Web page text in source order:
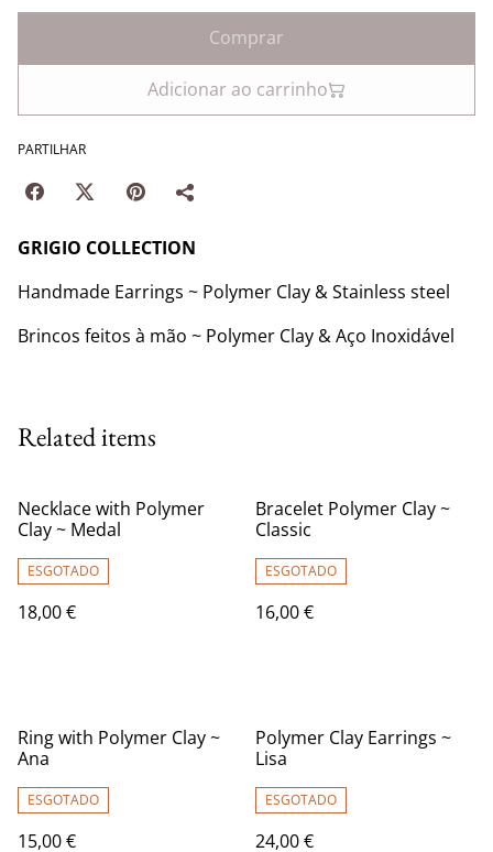
Comprar
Adicionar ao carrinho
PARTILHAR
GRIGIO COLLECTION
Handmade Earrings ~ Polymer Clay & Stainless steel
Brincos feitos à mão ~ Polymer Clay & Aço Inoxidável
Related items
Necklace with Polymer
Clay ~ Medal
ESGOTADO
18,00 €
Bracelet Polymer Clay ~
Classic
ESGOTADO
16,00 €
Ring with Polymer Clay ~
Ana
ESGOTADO
15,00 €
Polymer Clay Earrings ~
Lisa
ESGOTADO
24,00 €